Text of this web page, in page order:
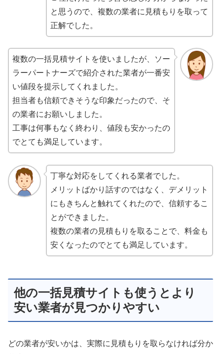
と思うので、複数の業者に見積もりを取って
正解でした。
複数の一括見積サイトを使いましたが、ソー
ラーパートナーズで紹介された業者が一番安
い値段を提示してくれました。
担当者も信頼できそうな印象だったので、そ
の業者にお願いしました。
工事は何事もなく終わり、値段も安かったの
でとても満足しています。
丁寧な対応をしてくれる業者でした。
メリットばかり話すのではなく、デメリット
にもきちんと触れてくれたので、信頼するこ
とができました。
複数の業者の見積もりを取ることで、料金も
安くなったのでとても満足しています。
他の一括見積サイトも使うとより
安い業者が見つかりやすい
どの業者が安いかは、実際に見積もりを取らなければ分か